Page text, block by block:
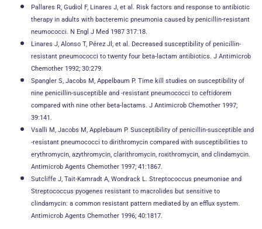
Pallares R, Gudiol F, Linares J, et al. Risk factors and response to antibiotic
therapy in adults with bacteremic pneumonia caused by penicillin-resistant
neumococci. N Engl J Med 1987 317:18.
Linares J, Alonso T, Pérez Jl, et al. Decreased susceptibility of penicillin-
resistant pneumococci to twenty four beta-lactam antibiotics. J Antimicrob
Chemother 1992; 30:279.
Spangler S, Jacobs M, Appelbaum P. Time kill studies on susceptibility of
nine penicillin-susceptible and -resistant pneumococci to ceftidorem
compared with nine other beta-lactams. J Antimicrob Chemother 1997;
39:141.
Vsalli M, Jacobs M, Applebaum P. Susceptibility of penicillin-susceptible and
-resistant pneumococci to dirithromycin compared with susceptibilities to
erythromycin, azythromycin, clarithromycin, roxithromycin, and clindamycin.
Antimicrob Agents Chemother 1997; 41:1867.
Sutcliffe J, Tait-Kamradt A, Wondrack L. Streptococcus pneumoniae and
Streptococcus pyogenes resistant to macrolides but sensitive to
clindamycin: a common resistant pattern mediated by an efflux system.
Antimicrob Agents Chemother 1996; 40:1817.